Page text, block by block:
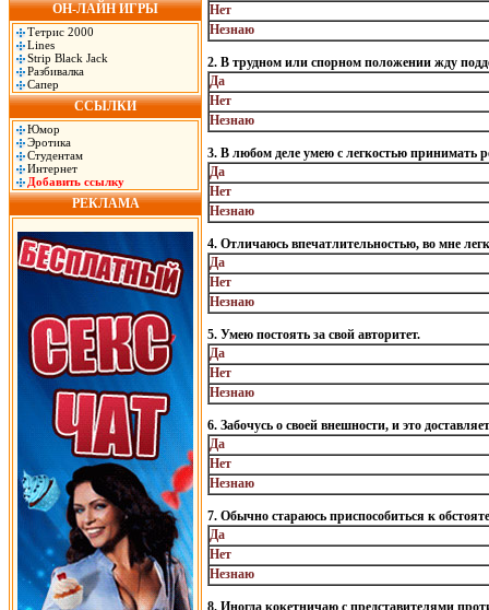
ОН-ЛАЙН ИГРЫ
Тетрис 2000
Lines
Strip Black Jack
Разбивалка
Сапер
ССЫЛКИ
Юмор
Эротика
Студентам
Интернет
Добавить ссылку
РЕКЛАМА
Нет
Незнаю
2. В трудном или спорном положении жду
Да
Нет
Незнаю
3. В любом деле умею с легкостью принимать
Да
Нет
Незнаю
4. Отличаюсь впечатлительностью, во мне
Да
Нет
Незнаю
5. Умею постоять за свой авторитет.
Да
Нет
Незнаю
6. Забочусь о своей внешности, и это
Да
Нет
Незнаю
7. Обычно стараюсь приспособиться к
Да
Нет
Незнаю
8. Иногда кокетничаю с представителями